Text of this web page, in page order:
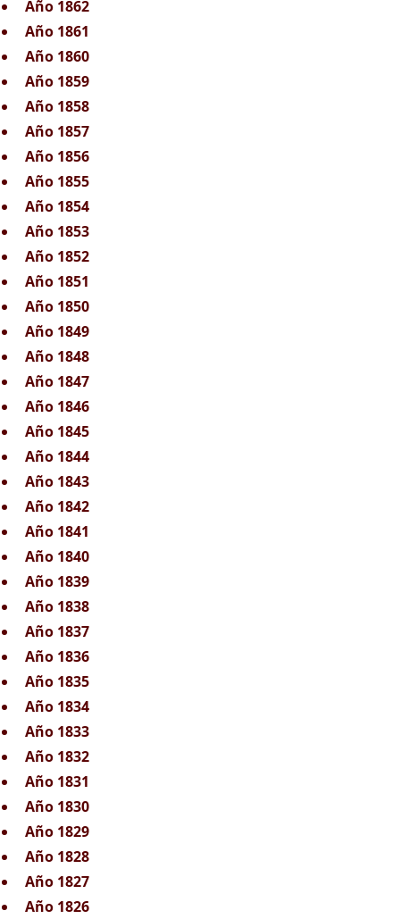
Año 1862
Año 1861
Año 1860
Año 1859
Año 1858
Año 1857
Año 1856
Año 1855
Año 1854
Año 1853
Año 1852
Año 1851
Año 1850
Año 1849
Año 1848
Año 1847
Año 1846
Año 1845
Año 1844
Año 1843
Año 1842
Año 1841
Año 1840
Año 1839
Año 1838
Año 1837
Año 1836
Año 1835
Año 1834
Año 1833
Año 1832
Año 1831
Año 1830
Año 1829
Año 1828
Año 1827
Año 1826